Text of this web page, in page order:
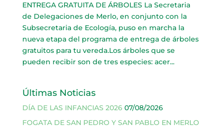
ENTREGA GRATUITA DE ÁRBOLES La Secretaria
de Delegaciones de Merlo, en conjunto con la
Subsecretaria de Ecología, puso en marcha la
nueva etapa del programa de entrega de árboles
gratuitos para tu vereda.Los árboles que se
pueden recibir son de tres especies: acer...
Últimas Noticias
DÍA DE LAS INFANCIAS 2026 07/08/2026
FOGATA DE SAN PEDRO Y SAN PABLO EN MERLO